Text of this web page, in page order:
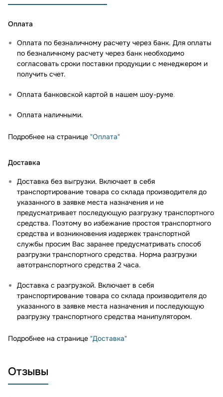
Оплата
Оплата по безналичному расчету через банк. Для оплаты
по безналичному расчету через банк необходимо
согласовать сроки поставки продукции с менеджером и
получить счет.
Оплата банковской картой в нашем шоу-руме.
Оплата наличными.
Подробнее на странице "Оплата"
Доставка
Доставка без выгрузки. Включает в себя
транспортирование товара со склада производителя до
указанного в заявке места назначения и не
предусматривает последующую разгрузку транспортного
средства. Поэтому во избежание простоя транспортного
средства и возникновения издержек транспортной
службы просим Вас заранее предусматривать способ
разгрузки транспортного средства. Норма разгрузки
автотранспортного средства 2 часа.
Доставка с разгрузкой. Включает в себя
транспортирование товара со склада производителя до
указанного в заявке места назначения и последующую
разгрузку транспортного средства манипулятором.
Подробнее на странице "Доставка"
Отзывы